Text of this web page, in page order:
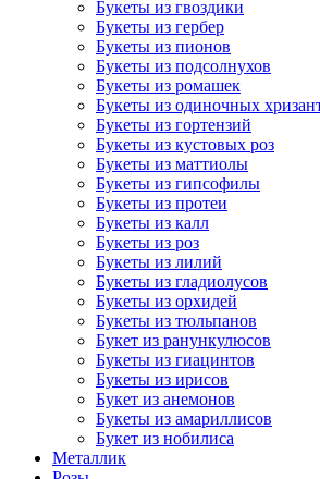
Букеты из гвоздики
Букеты из гербер
Букеты из пионов
Букеты из подсолнухов
Букеты из ромашек
Букеты из одиночных
Букеты из гортензий
Букеты из кустовых роз
Букеты из маттиолы
Букеты из гипсофилы
Букеты из протеи
Букеты из калл
Букеты из роз
Букеты из лилий
Букеты из гладиолусов
Букеты из орхидей
Букеты из тюльпанов
Букет из ранункулюсов
Букеты из гиацинтов
Букеты из ирисов
Букет из анемонов
Букеты из амариллисов
Букет из нобилиса
Металлик